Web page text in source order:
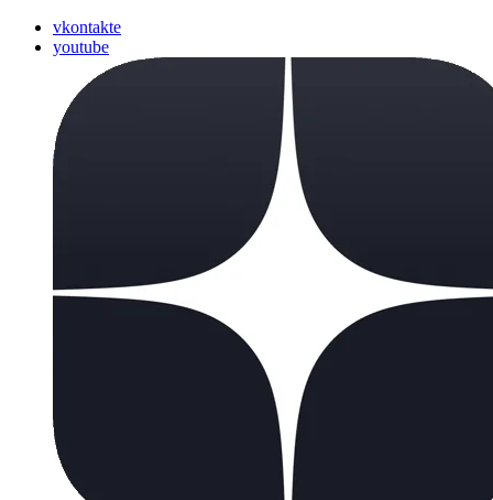
vkontakte
youtube